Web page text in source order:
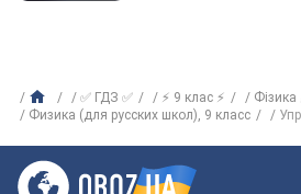
✅ ГДЗ ✅ ⚡ 9 клас ⚡
Физика (для русских школ), 9 класс